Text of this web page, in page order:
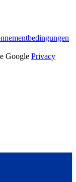
Google Privacy